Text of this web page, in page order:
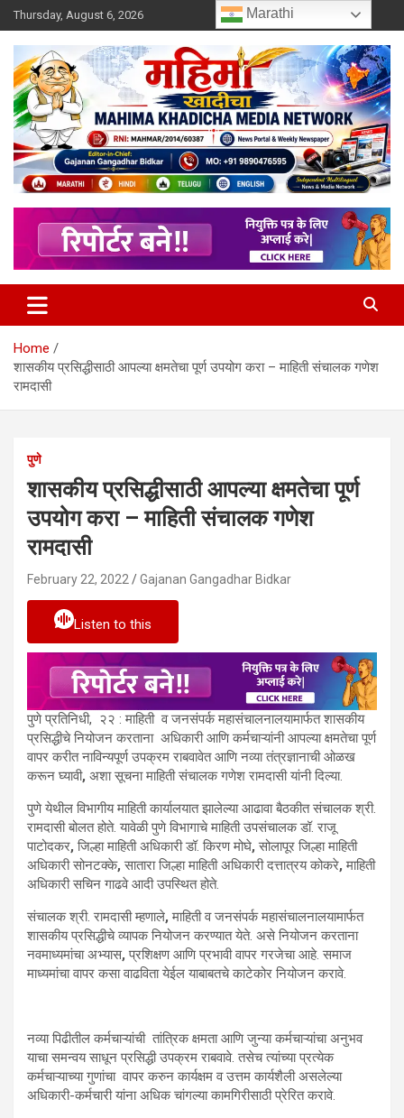
Skip
to
content
Thursday, August 6, 2026
Mahimakhadicha
Home
शासकीय प्रसिद्धीसाठी आपल्या क्षमतेचा पूर्ण उपयोग करा – माहिती संचालक गणेश
रामदासी
पुणे
शासकीय प्रसिद्धीसाठी आपल्या क्षमतेचा पूर्ण
उपयोग करा – माहिती संचालक गणेश
रामदासी
February 22, 2022 Gajanan Gangadhar Bidkar
Listen to this
पुणे प्रतिनिधी, २२ : माहिती व जनसंपर्क महासंचालनालयामार्फत शासकीय
प्रसिद्धीचे नियोजन करताना अधिकारी आणि कर्मचाऱ्यांनी आपल्या क्षमतेचा पूर्ण
वापर करीत नाविन्यपूर्ण उपक्रम राबवावेत आणि नव्या तंत्रज्ञानाची ओळख
करून घ्यावी, अशा सूचना माहिती संचालक गणेश रामदासी यांनी दिल्या.
पुणे येथील विभागीय माहिती कार्यालयात झालेल्या आढावा बैठकीत संचालक श्री.
रामदासी बोलत होते. यावेळी पुणे विभागाचे माहिती उपसंचालक डॉ. राजू
पाटोदकर,जिल्हा माहिती अधिकारी डॉ. किरण मोघे,सोलापूर जिल्हा माहिती
अधिकारी सोनटक्के,सातारा जिल्हा माहिती अधिकारी दत्तात्रय कोकरे,माहिती
अधिकारी सचिन गाढवे आदी उपस्थित होते.
संचालक श्री. रामदासी म्हणाले,माहिती व जनसंपर्क महासंचालनालयामार्फत
शासकीय प्रसिद्धीचे व्यापक नियोजन करण्यात येते. असे नियोजन करताना
नवमाध्यमांचा अभ्यास,प्रशिक्षण आणि प्रभावी वापर गरजेचा आहे. समाज
माध्यमांचा वापर कसा वाढविता येईल याबाबतचे काटेकोर नियोजन करावे.
नव्या पिढीतील कर्मचाऱ्यांची तांत्रिक क्षमता आणि जुन्या कर्मचाऱ्यांचा अनुभव
याचा समन्वय साधून प्रसिद्धी उपक्रम राबवावे. तसेच त्यांच्या प्रत्येक
कर्मचाऱ्याच्या गुणांचा वापर करुन कार्यक्षम व उत्तम कार्यशैली असलेल्या
अधिकारी-कर्मचारी यांना अधिक चांगल्या कामगिरीसाठी प्रेरित करावे.
Marathi